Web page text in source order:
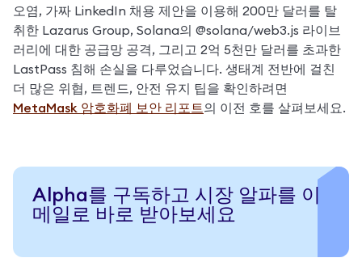
오염, 가짜 LinkedIn 채용 제안을 이용해 200만 달러를 탈
취한 Lazarus Group, Solana의 @solana/web3.js 라이브
러리에 대한 공급망 공격, 그리고 2억 5천만 달러를 초과한
LastPass 침해 손실을 다루었습니다. 생태계 전반에 걸친
MetaMask 암호화폐 보안 리포트의 이전 호를 살펴보세요.
Alpha를 구독하고 시장 알파를 이
메일로 바로 받아보세요